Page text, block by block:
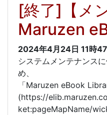
[終了]【メ
Maruzen
2024年4月24日 11時
システムメンテナンス
め、
「Maruzen eBook
(https://
ket:pageMapName/